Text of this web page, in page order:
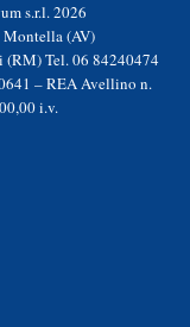
s.r.l. 2026
Montella (AV)
(RM) Tel. 06 84240474
– REA Avellino n.
i.v.